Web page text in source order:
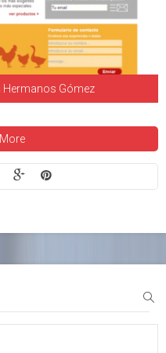
Hermanos Gómez